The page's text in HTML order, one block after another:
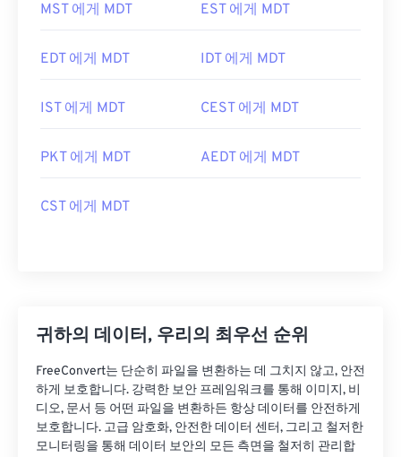
MST 에게 MDT EST 에게 MDT
EDT 에게 MDT IDT 에게 MDT
IST 에게 MDT CEST 에게 MDT
PKT 에게 MDT AEDT 에게 MDT
CST 에게 MDT
귀하의 데이터, 우리의 최우선 순위
FreeConvert는 단순히 파일을 변환하는 데 그치지 않고, 안전
하게 보호합니다. 강력한 보안 프레임워크를 통해 이미지, 비
디오, 문서 등 어떤 파일을 변환하든 항상 데이터를 안전하게
보호합니다. 고급 암호화, 안전한 데이터 센터, 그리고 철저한
모니터링을 통해 데이터 보안의 모든 측면을 철저히 관리합